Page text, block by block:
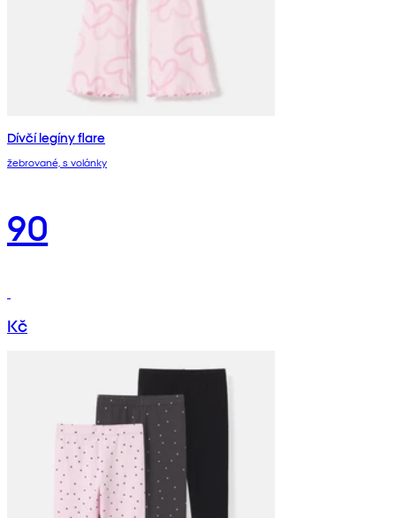
Dívčí legíny flare
žebrované, s volánky
90
Kč